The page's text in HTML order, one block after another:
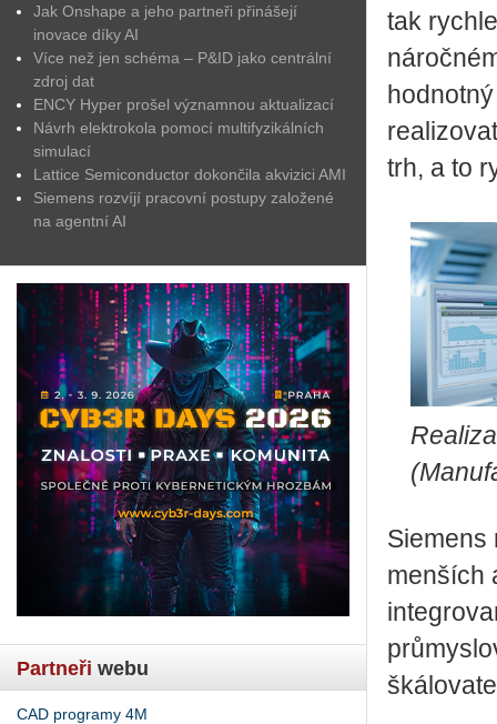
Jak Onshape a jeho partneři přinášejí
inovace díky AI
Více než jen schéma – P&ID jako centrální
zdroj dat
ENCY Hyper prošel významnou aktualizací
Návrh elektrokola pomocí multifyzikálních
simulací
Lattice Semiconductor dokončila akvizici AMI
Siemens rozvíjí pracovní postupy založené
na agentní AI
Partneři webu
CAD programy 4M
tak
trh, a to
Siemens
menších